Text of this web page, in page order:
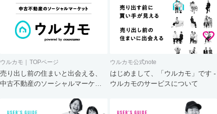
ウルカモ｜TOPページ
売り出し前の住まいと出会える、
中古不動産のソーシャルマーケッ
ウルカモ公式note
はじめまして、「ウルカモ」です -
ウルカモのサービスについて